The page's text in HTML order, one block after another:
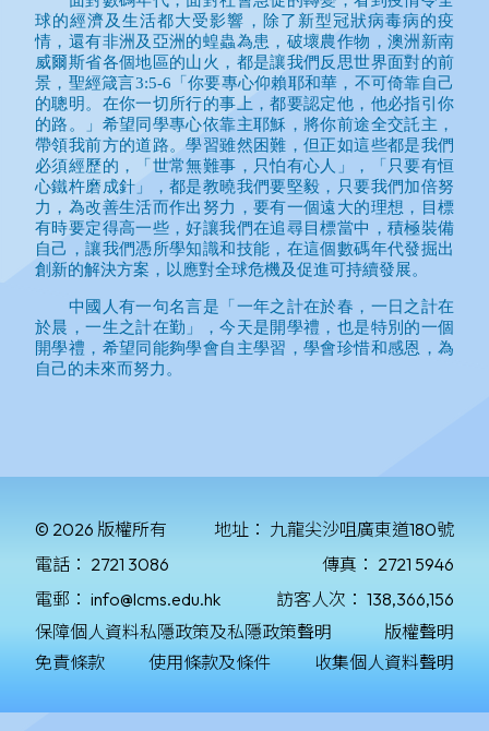
© 2026 版權所有 地址： 九龍尖沙咀廣東道180號
電話： 2721 3086 傳真： 2721 5946
電郵： info@lcms.edu.hk 訪客人次： 138,366,156
保障個人資料私隱政策及私隱政策聲明
版權聲明
免責條款
使用條款及條件 收集個人資料聲明